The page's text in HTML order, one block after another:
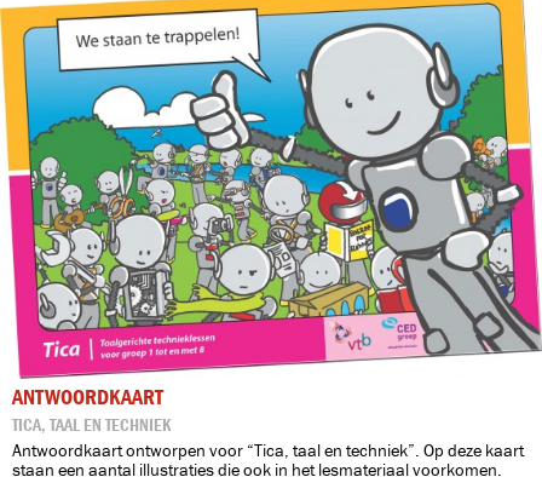
ANTWOORDKAART
TICA, TAAL EN TECHNIEK
Antwoordkaart ontworpen voor “Tica, taal en techniek”. Op deze kaart
staan een aantal illustraties die ook in het lesmateriaal voorkomen.